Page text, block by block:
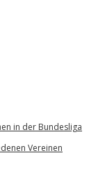
in der Bundesliga
Vereinen